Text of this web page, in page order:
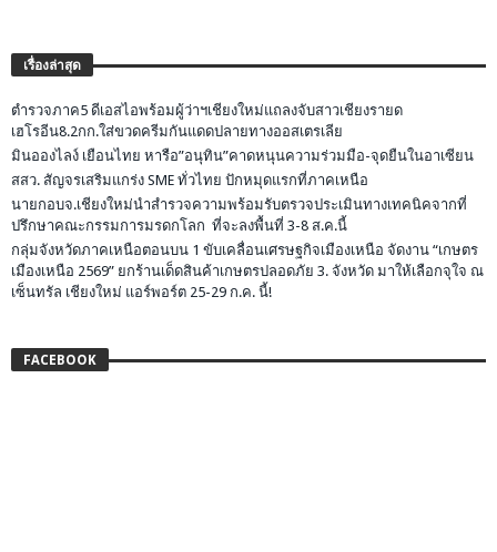
เรื่องล่าสุด
ตำรวจภาค5 ดีเอสไอพร้อมผู้ว่าฯเชียงใหม่แถลงจับสาวเชียงรายด
เฮโรอีน8.2กก.ใส่ขวดครีมกันแดดปลายทางออสเตรเลีย
มินอองไลง์ เยือนไทย หารือ”อนุทิน”คาดหนุนความร่วมมือ-จุดยืนในอาเซียน
สสว. สัญจรเสริมแกร่ง SME ทั่วไทย ปักหมุดแรกที่ภาคเหนือ
นายกอบจ.เชียงใหม่นำสำรวจความพร้อมรับตรวจประเมินทางเทคนิคจากที่
ปรึกษาคณะกรรมการมรดกโลก ที่จะลงพื้นที่ 3-8 ส.ค.นี้
กลุ่มจังหวัดภาคเหนือตอนบน 1 ขับเคลื่อนเศรษฐกิจเมืองเหนือ จัดงาน “เกษตร
เมืองเหนือ 2569” ยกร้านเด็ดสินค้าเกษตรปลอดภัย 3. จังหวัด มาให้เลือกจุใจ ณ
เซ็นทรัล เชียงใหม่ แอร์พอร์ต 25-29 ก.ค. นี้!
FACEBOOK